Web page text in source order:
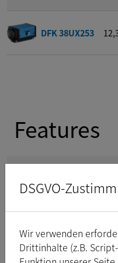
DFK 38UX253
Features
Auflösungen:8,8 MP
Schnittstelle:USB
Trigger:Ja
DSGVO-
Wir verwenden
Drittinhalte (z.B.